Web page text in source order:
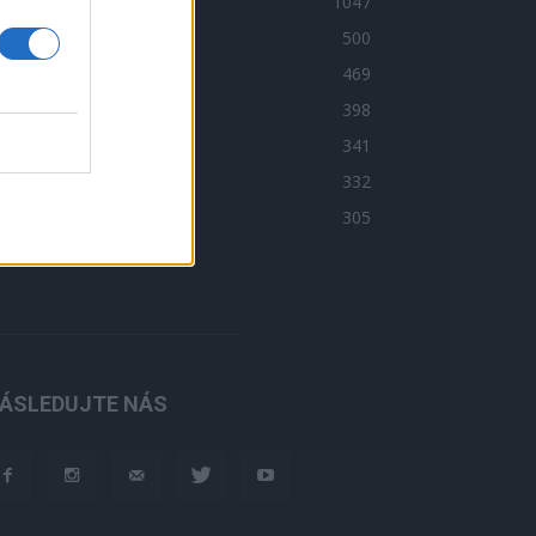
500
469
398
341
332
305
NÁS